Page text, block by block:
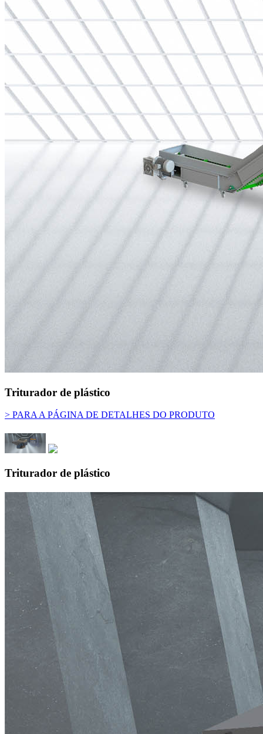
Triturador de plástico
> PARA A PÁGINA DE DETALHES DO PRODUTO
Triturador de plástico